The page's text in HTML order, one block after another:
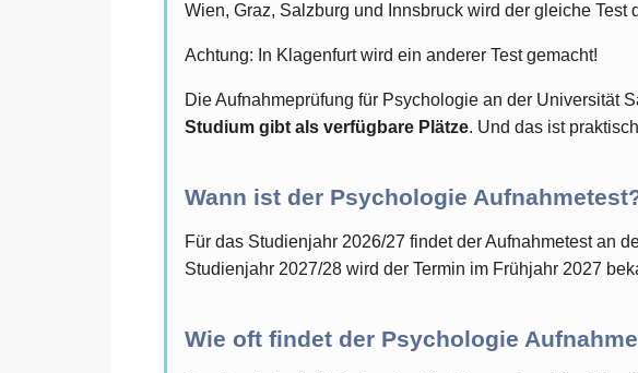
Wien, Graz, Salzburg und Innsbruck wird der gleiche Test
Achtung: In Klagenfurt wird ein anderer Test gemacht!
Die Aufnahmeprüfung für Psychologie an der Universität
Studium gibt als verfügbare Plätze. Und das ist
Wann ist der Psychologie
Für das Studienjahr 2026/27 findet der Aufnahmetest an
Studienjahr 2027/28 wird der Termin im Frühjahr 2027
Wie oft findet der Psychologie